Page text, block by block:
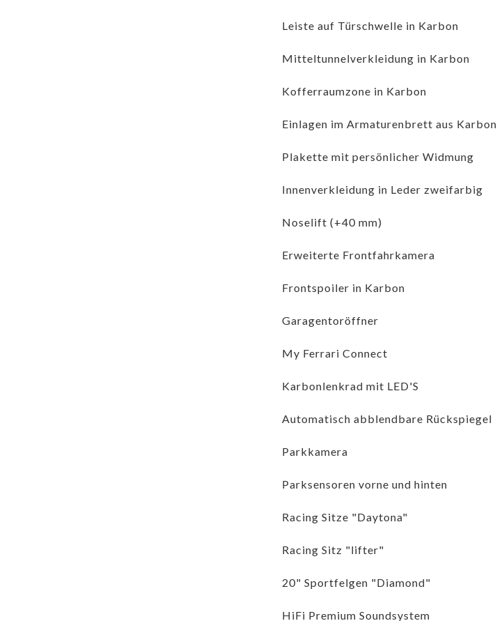
Leiste auf Türschwelle in Karbon
Mitteltunnelverkleidung in Karbon
Kofferraumzone in Karbon
Einlagen im Armaturenbrett aus Karbon
Plakette mit persönlicher Widmung
Innenverkleidung in Leder zweifarbig
Noselift (+40 mm)
Erweiterte Frontfahrkamera
Frontspoiler in Karbon
Garagentoröffner
My Ferrari Connect
Karbonlenkrad mit LED'S
Automatisch abblendbare Rückspiegel
Parkkamera
Parksensoren vorne und hinten
Racing Sitze "Daytona"
Racing Sitz "lifter"
20" Sportfelgen "Diamond"
HiFi Premium Soundsystem